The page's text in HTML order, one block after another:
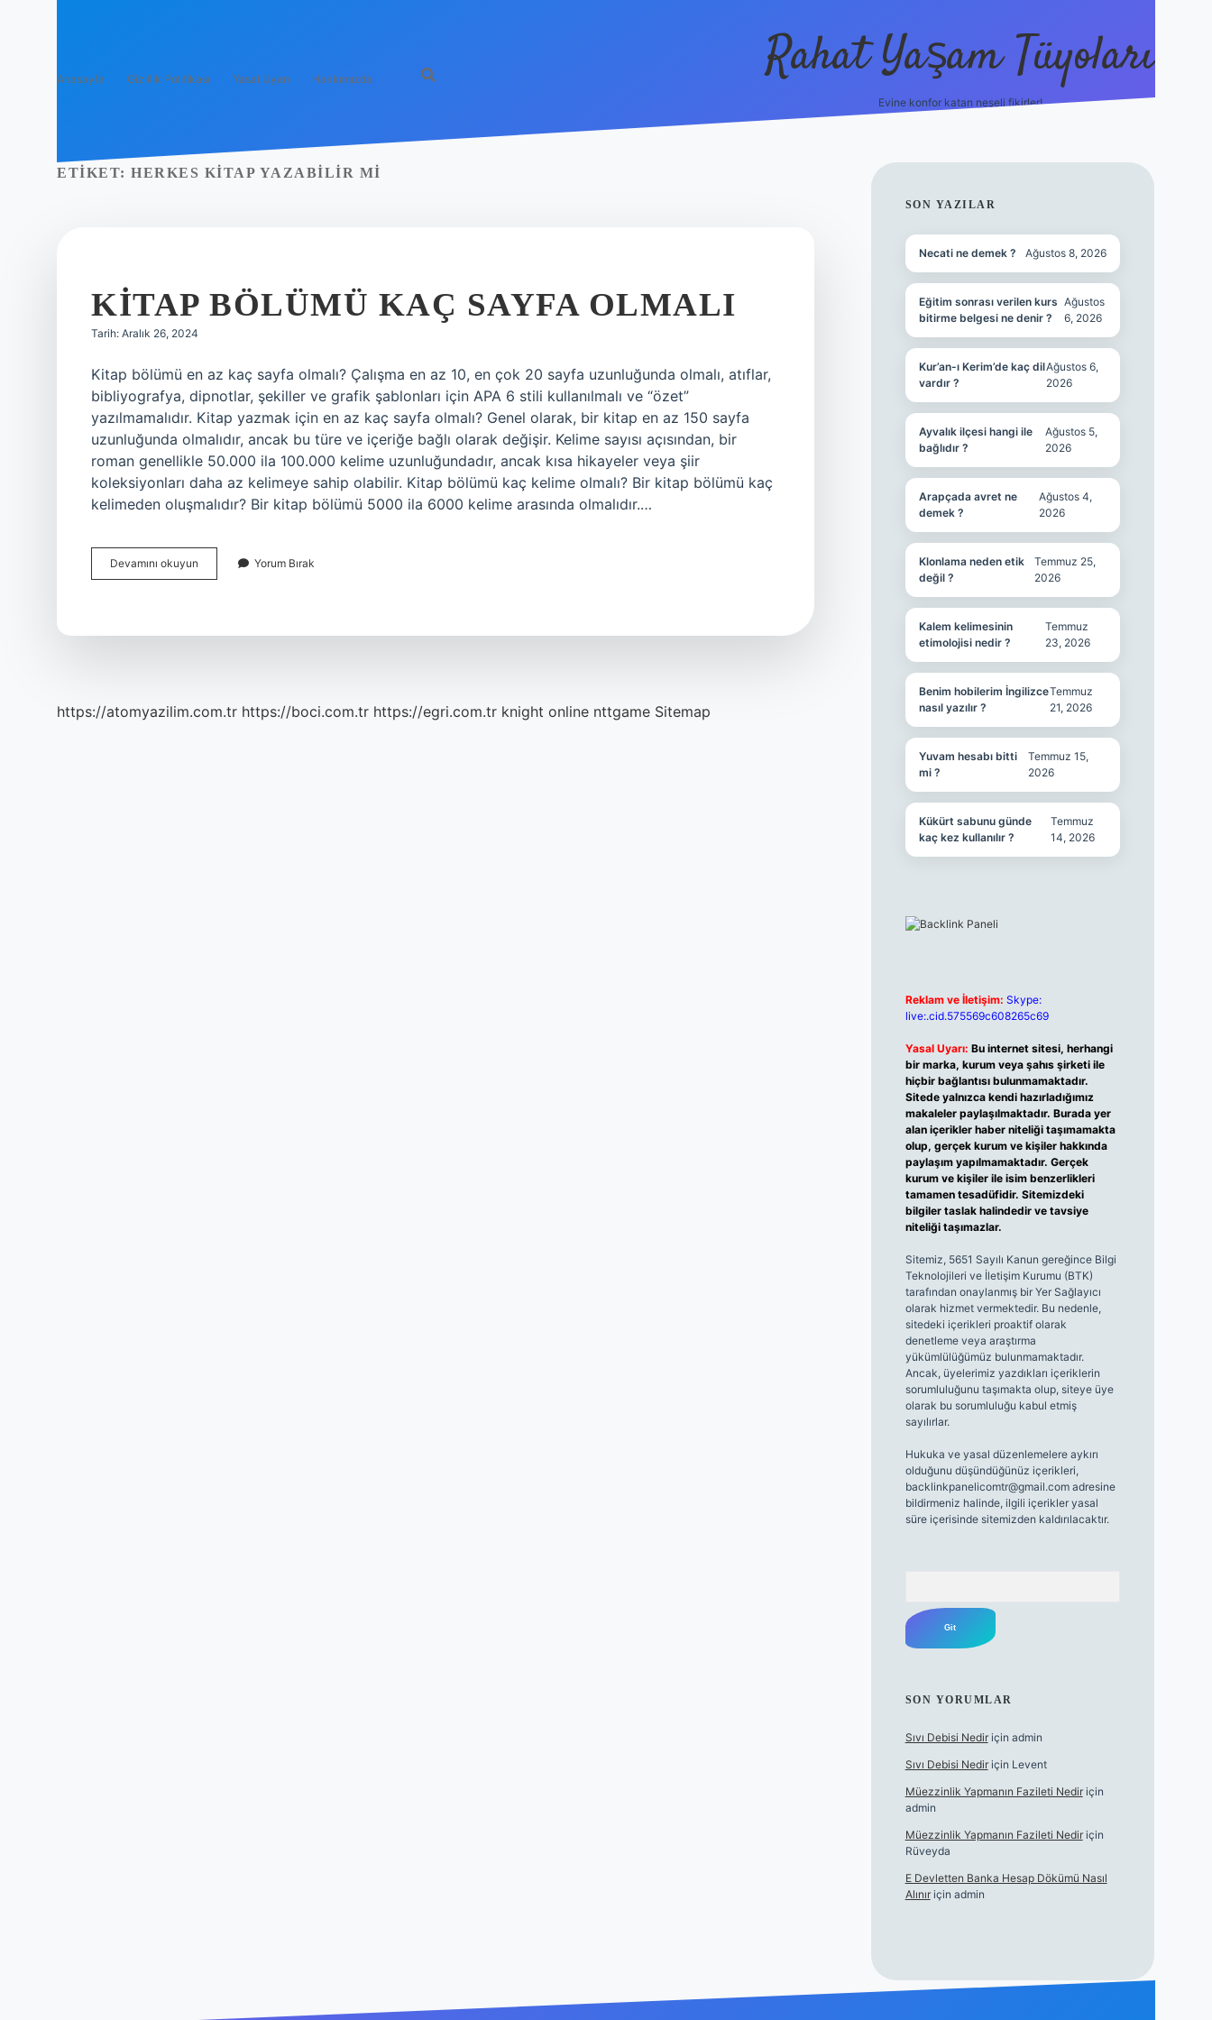
Anasayfa Gizlilik Politikası Yasal Uyarı Hakkımızda Rahat Yaşam Tüyoları
Evine konfor katan neşeli fikirler!
ETIKET: HERKES KITAP YAZABILIR MI
KITAP BÖLÜMÜ KAÇ SAYFA OLMALI
Tarih: Aralık 26, 2024
Kitap bölümü en az kaç sayfa olmalı? Çalışma en az 10, en çok 20 sayfa uzunluğunda olmalı, atıflar,
bibliyografya, dipnotlar, şekiller ve grafik şablonları için APA 6 stili kullanılmalı ve “özet”
yazılmamalıdır. Kitap yazmak için en az kaç sayfa olmalı? Genel olarak, bir kitap en az 150 sayfa
uzunluğunda olmalıdır, ancak bu türe ve içeriğe bağlı olarak değişir. Kelime sayısı açısından, bir
roman genellikle 50.000 ila 100.000 kelime uzunluğundadır, ancak kısa hikayeler veya şiir
koleksiyonları daha az kelimeye sahip olabilir. Kitap bölümü kaç kelime olmalı? Bir kitap bölümü kaç
kelimeden oluşmalıdır? Bir kitap bölümü 5000 ila 6000 kelime arasında olmalıdır.…
Devamını okuyun
Bölümü
Yorum Bırak
https://atomyazilim.com.tr https://boci.com.tr https://egri.com.tr knight online nttgame Sitemap
SIDEBAR
SON YAZILAR
Necati ne demek ? Ağustos 8, 2026
Eğitim sonrası verilen kurs
bitirme belgesi ne denir ?
Ağustos
6, 2026
Kur’an-ı Kerim’de kaç dil
vardır ?
Ağustos 6,
2026
Ayvalık ilçesi hangi ile
bağlıdır ?
Ağustos 5,
2026
Arapçada avret ne
demek ?
Ağustos 4,
2026
Klonlama neden etik
değil ?
Temmuz 25,
2026
Kalem kelimesinin
etimolojisi nedir ?
Temmuz
23, 2026
Benim hobilerim İngilizce
nasıl yazılır ?
Temmuz
21, 2026
Yuvam hesabı bitti
mi ?
Temmuz 15,
2026
Kükürt sabunu günde
kaç kez kullanılır ?
Temmuz
14, 2026
Reklam ve İletişim: Skype:
live:.cid.575569c608265c69
Yasal Uyarı: Bu internet sitesi, herhangi
bir marka, kurum veya şahıs şirketi ile
hiçbir bağlantısı bulunmamaktadır.
Sitede yalnızca kendi hazırladığımız
makaleler paylaşılmaktadır. Burada yer
alan içerikler haber niteliği taşımamakta
olup, gerçek kurum ve kişiler hakkında
paylaşım yapılmamaktadır. Gerçek
kurum ve kişiler ile isim benzerlikleri
tamamen tesadüfidir. Sitemizdeki
bilgiler taslak halindedir ve tavsiye
niteliği taşımazlar.
Sitemiz, 5651 Sayılı Kanun gereğince Bilgi
Teknolojileri ve İletişim Kurumu (BTK)
tarafından onaylanmış bir Yer Sağlayıcı
olarak hizmet vermektedir. Bu nedenle,
sitedeki içerikleri proaktif olarak
denetleme veya araştırma
yükümlülüğümüz bulunmamaktadır.
Ancak, üyelerimiz yazdıkları içeriklerin
sorumluluğunu taşımakta olup, siteye üye
olarak bu sorumluluğu kabul etmiş
sayılırlar.
Hukuka ve yasal düzenlemelere aykırı
olduğunu düşündüğünüz içerikleri,
backlinkpanelicomtr@gmail.comadresine
bildirmeniz halinde, ilgili içerikler yasal
süre içerisinde sitemizden kaldırılacaktır.
SON YORUMLAR
Sıvı Debisi Nediriçin admin
Sıvı Debisi Nediriçin Levent
Müezzinlik Yapmanın Fazileti Nediriçin
admin
Müezzinlik Yapmanın Fazileti Nediriçin
Rüveyda
E Devletten Banka Hesap Dökümü Nasıl
Alınıriçin admin
ilbet canlı maç